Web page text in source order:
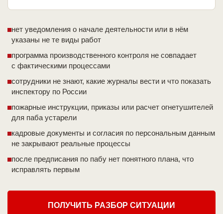
нет уведомления о начале деятельности или в нём
указаны не те виды работ
программа производственного контроля не совпадает
с фактическими процессами
сотрудники не знают, какие журналы вести и что показать
инспектору по России
пожарные инструкции, приказы или расчет огнетушителей
для паба устарели
кадровые документы и согласия по персональным данным
не закрывают реальные процессы
после предписания по пабу нет понятного плана, что
исправлять первым
ПОЛУЧИТЬ РАЗБОР СИТУАЦИИ